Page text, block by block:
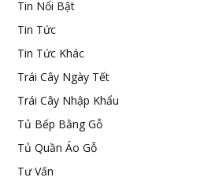
Tin Nổi Bật
Tin Tức
Tin Tức Khác
Trái Cây Ngày Tết
Trái Cây Nhập Khẩu
Tủ Bếp Bằng Gỗ
Tủ Quần Áo Gỗ
Tư Vấn